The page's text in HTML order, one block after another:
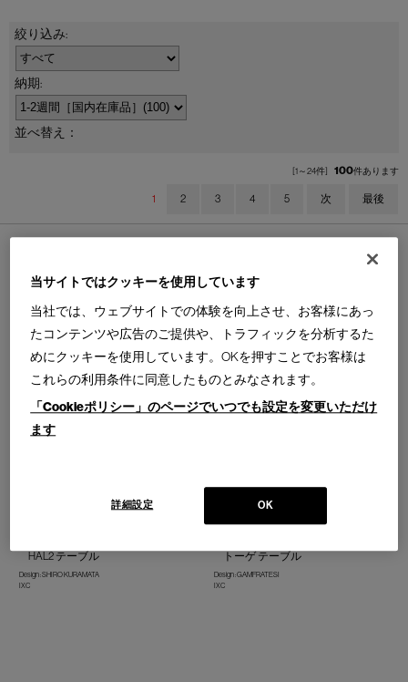
ONLINE STORE
並べ替え：
[1～24件] 100件あります
1 2 3 4 5 次 最後
DOT
ドット テーブル
Design : GAMFRATESI
D01 HOME FRAGRANCES
ホームフレグランス
Cassina | I Contemporary Collection
HAL2 テーブル
Design : SHIRO KURAMATA
IXC
トーゲ テーブル
Design : GAMFRATESI
IXC
当サイトではクッキーを使用しています
当社では、ウェブサイトでの体験を向上させ、お客様にあっ
たコンテンツや広告のご提供や、トラフィックを分析するた
めにクッキーを使用しています。OKを押すことでお客様は
これらの利用条件に同意したものとみなされます。
「Cookieポリシー」のページでいつでも設定を変更いただけ
ます
OK
詳細設定